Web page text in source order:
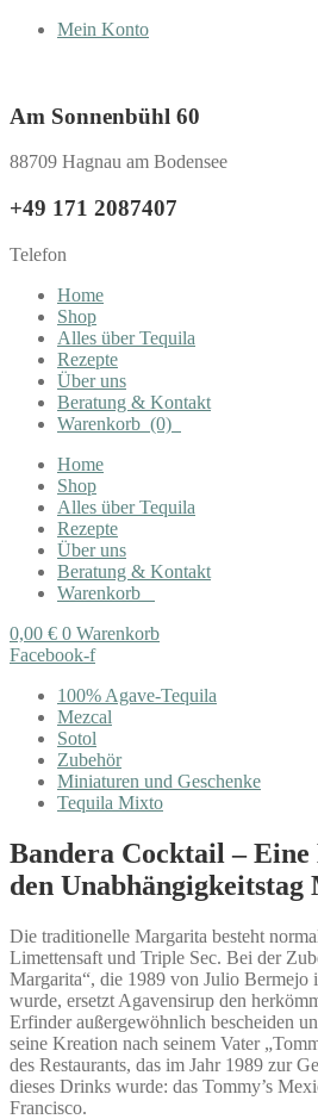
Mein Konto
Am Sonnenbühl 60
88709 Hagnau am Bodensee
+49 171 2087407
Telefon
Home
Shop
Alles über Tequila
Rezepte
Über uns
Beratung & Kontakt
Warenkorb (0)
Home
Shop
Alles über Tequila
Rezepte
Über uns
Beratung & Kontakt
Warenkorb
0,00 € 0 Warenkorb
Facebook-f
100% Agave-Tequila
Mezcal
Sotol
Zubehör
Miniaturen und Geschenke
Tequila Mixto
Bandera Cocktail – Eine
den Unabhängigkeitstag
Die traditionelle Margarita besteht
Limettensaft und Triple Sec. Bei der
Margarita“, die 1989 von Julio Bermejo
wurde, ersetzt Agavensirup den
Erfinder außergewöhnlich bescheiden
seine Kreation nach seinem Vater
des Restaurants, das im Jahr 1989 zur
dieses Drinks wurde: das Tommy’s
Francisco.